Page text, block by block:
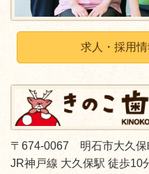
求人・採用
〒674-0067 明石市大久保
JR神戸線 大久保駅 徒歩10